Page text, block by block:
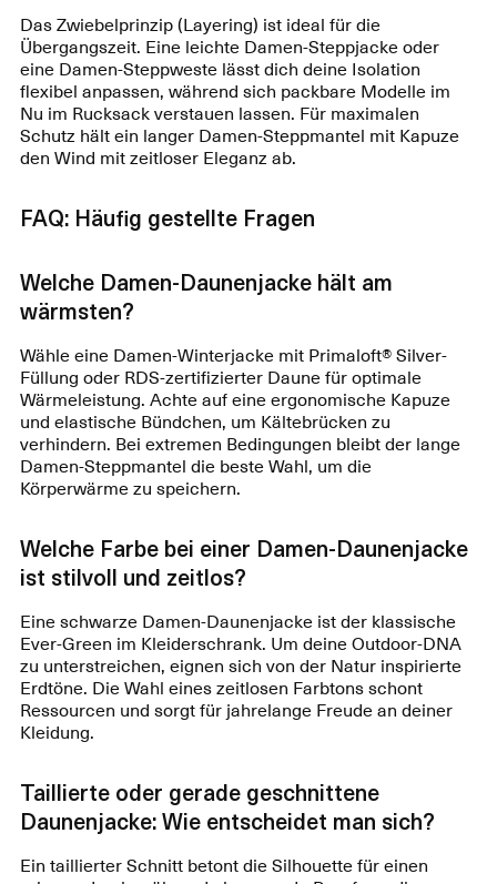
Das Zwiebelprinzip (Layering) ist ideal für die
Übergangszeit. Eine leichte Damen-Steppjacke oder
eine Damen-Steppweste lässt dich deine Isolation
flexibel anpassen, während sich packbare Modelle im
Nu im Rucksack verstauen lassen. Für maximalen
Schutz hält ein langer Damen-Steppmantel mit Kapuze
den Wind mit zeitloser Eleganz ab.
FAQ: Häufig gestellte Fragen
Welche Damen-Daunenjacke hält am
wärmsten?
Wähle eine Damen-Winterjacke mit Primaloft® Silver-
Füllung oder RDS-zertifizierter Daune für optimale
Wärmeleistung. Achte auf eine ergonomische Kapuze
und elastische Bündchen, um Kältebrücken zu
verhindern. Bei extremen Bedingungen bleibt der lange
Damen-Steppmantel die beste Wahl, um die
Körperwärme zu speichern.
Welche Farbe bei einer Damen-Daunenjacke
ist stilvoll und zeitlos?
Eine schwarze Damen-Daunenjacke ist der klassische
Ever-Green im Kleiderschrank. Um deine Outdoor-DNA
zu unterstreichen, eignen sich von der Natur inspirierte
Erdtöne. Die Wahl eines zeitlosen Farbtons schont
Ressourcen und sorgt für jahrelange Freude an deiner
Kleidung.
Taillierte oder gerade geschnittene
Daunenjacke: Wie entscheidet man sich?
Ein taillierter Schnitt betont die Silhouette für einen